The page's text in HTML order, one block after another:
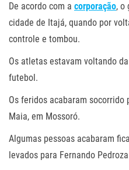
De acordo com a corporação, o
cidade de Itajá, quando por
controle e tombou.
Os atletas estavam voltando
futebol.
Os feridos acabaram
Maia, em Mossoró.
Algumas pessoas acabaram
levados para Fernando